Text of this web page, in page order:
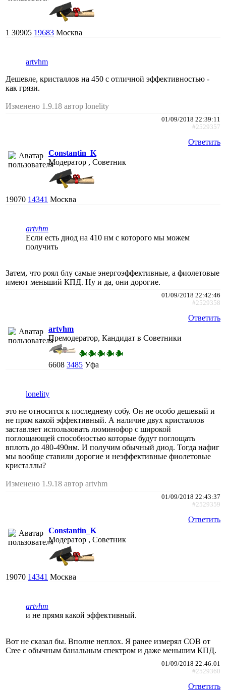
1 30905 19683 Москва
artvhm
Дешевле, кристаллов на 450 с отличной эффективностью -
как грязи.
Изменено 1.9.18 автор lonelity
01/09/2018 22:39:11
#2529357
Ответить
Constantin_K
Модератор , Советник
19070 14341 Москва
artvhm
Если есть диод на 410 нм с которого мы можем
получить
Затем, что роял блу самые энергоэффективные, а фиолетовые
имеют меньший КПД. Ну и да, они дорогие.
01/09/2018 22:42:46
#2529358
Ответить
artvhm
Премодератор, Кандидат в Советники
6608 3485 Уфа
lonelity
это не относится к последнему собу. Он не особо дешевый и
не прям какой эффективный. А наличие двух кристаллов
заставляет использовать люминофор с широкой
поглощающей способностью которые будут поглощать
вплоть до 480-490нм. И получим обычный диод. Тогда нафиг
мы вообще ставили дорогие и неэффективные фиолетовые
кристаллы?
Изменено 1.9.18 автор artvhm
01/09/2018 22:43:37
#2529359
Ответить
Constantin_K
Модератор , Советник
19070 14341 Москва
artvhm
и не прямя какой эффективный.
Вот не сказал бы. Вполне неплох. Я ранее измерял COB от
Cree c обычным банальным спектром и даже меньшим КПД.
01/09/2018 22:46:01
#2529360
Ответить